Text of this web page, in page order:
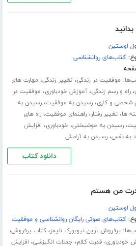
اوستین
کتاب‌های روانشناسی
موفقیت در زندگی، تغییر زندگی، مهارت های
،راه و رسم زندگی،آموزش خودباوری، موفقیت در
شخصی و کاری،رسیدن به موفقیت،رسیدن به
ها، تغییر رفتار،راهنمای موفقیت،راه های
،رسیدن به خوشبختی، خودباوری، افزایش
به نفس،رسیدن به آرامش
دانلود کتاب
من هستم
اوستین
کتاب‌های صوتی رایگان روانشناسی و موفقیت
پرفروش ترین نیویورک تایمز،کتاب پرفروش،
خودباوری، قدرت کلام، جملات انگیزشی، افزایش